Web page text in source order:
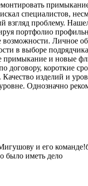
специалистов,
взгляд проблему.
портфолио
возможности. Личное
в выборе
примыкание и новые
договору, короткие
Качество изделий и
Однозначно
и его
было иметь дело